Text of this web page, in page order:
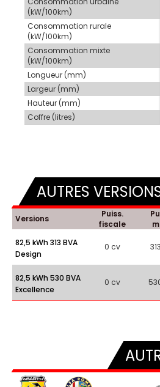
(kW/100km)
Consommation rurale
(kW/100km)
Consommation mixte
(kW/100km)
Longueur (mm)
Largeur (mm)
Hauteur (mm)
Coffre (litres)
AUTRES
Versions
Puiss.
fiscale
82,5 kWh 313 BVA
Design
0 cv
82,5 kWh 530 BVA
Excellence
0 cv